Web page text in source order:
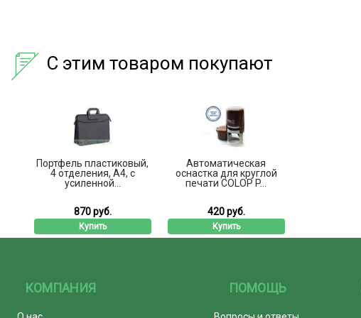
С этим товаром покупают
Портфель пластиковый,
4 отделения, А4, с
усиленной...
870 руб.
Купить
Автоматическая
оснастка для круглой
печати COLOP P...
420 руб.
Купить
КОМПАНИЯ ПОМОЩЬ